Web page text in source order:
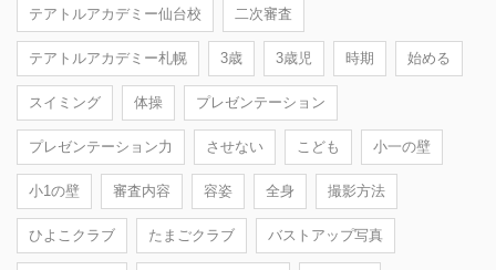
テアトルアカデミー仙台校 二次審査
テアトルアカデミー札幌 3歳 3歳児 時期 始める
スイミング 体操 プレゼンテーション
プレゼンテーション力 させない こども 小一の壁
小1の壁 審査内容 容姿 全身 撮影方法
ひよこクラブ たまごクラブ バストアップ写真